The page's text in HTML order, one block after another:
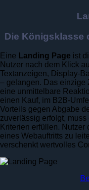
Die Königsklasse
Eine Landing Page ist
Nutzer nach dem Klick
Textanzeigen, Display-
– gelangen. Das einzige
eine unmittelbare
einen Kauf, im B2B-
Vorteils gegen Abgabe
zuverlässig erfolgt,
Kriterien erfüllen.
eines Webauftritts zu
verschenkt wertvolles